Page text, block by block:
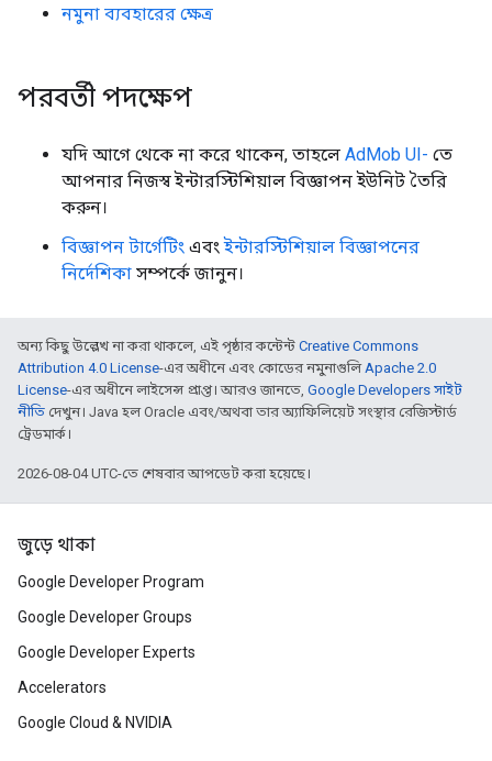
নমুনা ব্যবহারের ক্ষেত্র
পরবর্তী পদক্ষেপ
যদি আগে থেকে না করে থাকেন, তাহলে AdMob UI- তে
আপনার নিজস্ব ইন্টারস্টিশিয়াল বিজ্ঞাপন ইউনিট তৈরি
করুন।
বিজ্ঞাপন টার্গেটিং এবংইন্টারস্টিশিয়াল বিজ্ঞাপনের
নির্দেশিকা সম্পর্কে জানুন।
অন্য কিছু উল্লেখ না করা থাকলে, এই পৃষ্ঠার কন্টেন্ট Creative Commons
Attribution 4.0 License-এর অধীনে এবং কোডের নমুনাগুলিApache 2.0
License-এর অধীনে লাইসেন্স প্রাপ্ত। আরও জানতে, Google Developers সাইট
নীতি দেখুন। Java হল Oracle এবং/অথবা তার অ্যাফিলিয়েট সংস্থার রেজিস্টার্ড
ট্রেডমার্ক।
2026-08-04 UTC-তে শেষবার আপডেট করা হয়েছে।
জুড়ে থাকা
Google Developer Program
Google Developer Groups
Google Developer Experts
Accelerators
Google Cloud & NVIDIA